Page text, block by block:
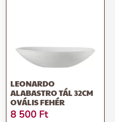
LEONARDO
ALABASTRO TÁL 32CM
OVÁLIS FEHÉR
8 500 Ft